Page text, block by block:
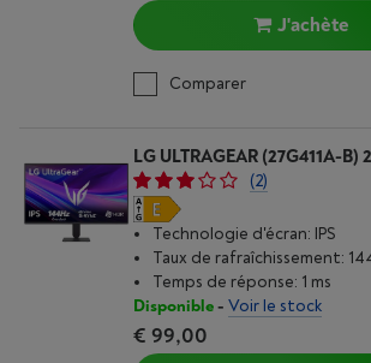
J'achète
Comparer
LG ULTRAGEAR (27G411A-B)
(2)
Technologie d'écran: IPS
Taux de rafraîchissement:
Temps de réponse: 1 ms
Disponible- Voir le stock
€ 99,00